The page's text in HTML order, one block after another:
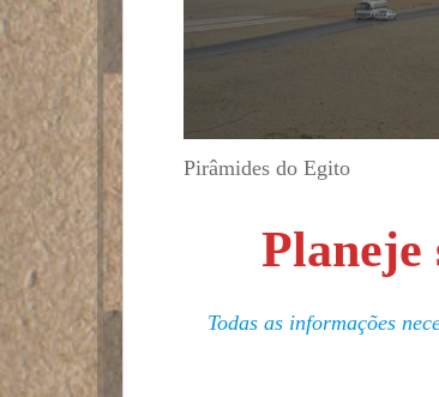
Pirâmides do Egito
Planeje
Todas as informações